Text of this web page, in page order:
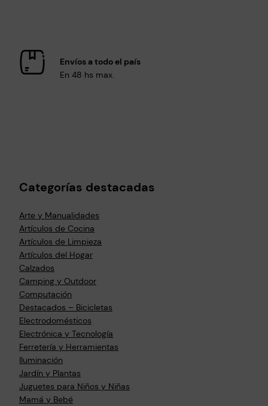
Envíos a todo el país
En 48 hs max.
Categorías destacadas
Arte y Manualidades
Artículos de Cocina
Artículos de Limpieza
Artículos del Hogar
Calzados
Camping y Outdoor
Computación
Destacados – Bicicletas
Electrodomésticos
Electrónica y Tecnología
Ferretería y Herramientas
Iluminación
Jardín y Plantas
Juguetes para Niños y Niñas
Mamá y Bebé